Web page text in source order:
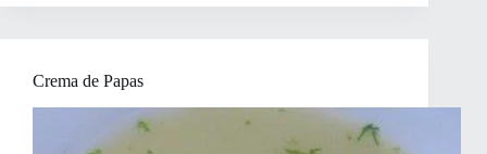
Crema de Papas